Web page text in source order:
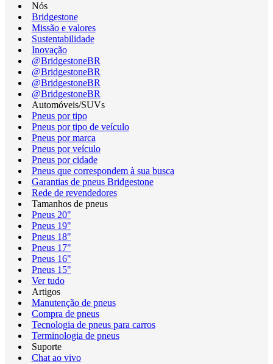
Nós
Bridgestone
Missão e valores
Sustentabilidade
Inovação
@BridgestoneBR
@BridgestoneBR
@BridgestoneBR
@BridgestoneBR
Automóveis/SUVs
Pneus por tipo
Pneus por tipo de veículo
Pneus por marca
Pneus por veículo
Pneus por cidade
Pneus que correspondem à sua busca
Garantias de pneus Bridgestone
Rede de revendedores
Tamanhos de pneus
Pneus 20"
Pneus 19"
Pneus 18"
Pneus 17"
Pneus 16"
Pneus 15"
Ver tudo
Artigos
Manutenção de pneus
Compra de pneus
Tecnologia de pneus para carros
Terminologia de pneus
Suporte
Chat ao vivo